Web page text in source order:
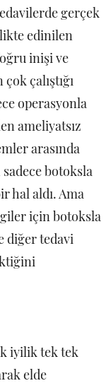
gerçek
edinilen
inişi ve
çalıştığı
operasyonla
ameliyatsız
arasında
botoksla
hal aldı. Ama
için botoksla
diğer tedavi
iyilik tek tek
elde